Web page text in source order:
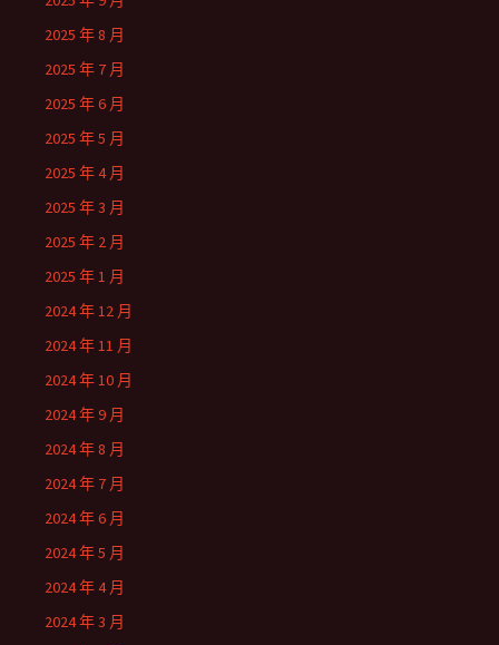
2025 年 8 月
2025 年 7 月
2025 年 6 月
2025 年 5 月
2025 年 4 月
2025 年 3 月
2025 年 2 月
2025 年 1 月
2024 年 12 月
2024 年 11 月
2024 年 10 月
2024 年 9 月
2024 年 8 月
2024 年 7 月
2024 年 6 月
2024 年 5 月
2024 年 4 月
2024 年 3 月